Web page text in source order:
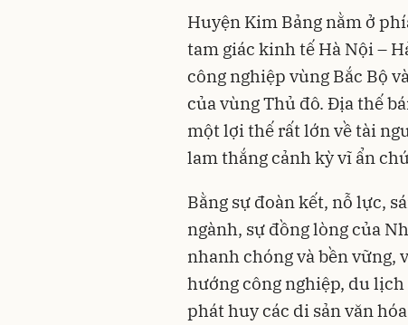
Huyện Kim Bảng nằm ở
tam giác kinh tế Hà Nội –
công nghiệp vùng Bắc Bộ
của vùng Thủ đô. Địa thế
một lợi thế rất lớn về tài
lam thắng cảnh kỳ vĩ ẩn
Bằng sự đoàn kết, nỗ lực,
ngành, sự đồng lòng của
nhanh chóng và bền vững,
hướng công nghiệp, du
phát huy các di sản văn